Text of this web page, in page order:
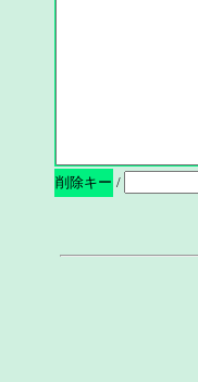
削除キー /